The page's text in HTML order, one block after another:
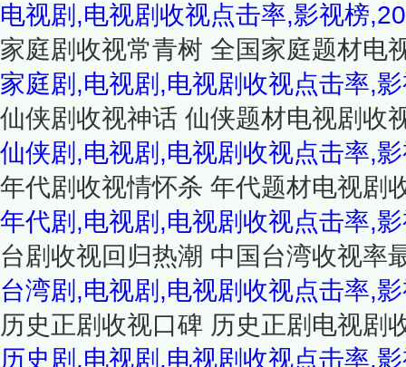
电视剧,电视剧收视点击率,影视榜
家庭剧收视常青树 全国家庭题材电
家庭剧,电视剧,电视剧收视点击率,
仙侠剧收视神话 仙侠题材电视剧收
仙侠剧,电视剧,电视剧收视点击率,
年代剧收视情怀杀 年代题材电视剧
年代剧,电视剧,电视剧收视点击率,
台剧收视回归热潮 中国台湾收视率
台湾剧,电视剧,电视剧收视点击率,
历史正剧收视口碑 历史正剧电视剧
历史剧,电视剧,电视剧收视点击率,